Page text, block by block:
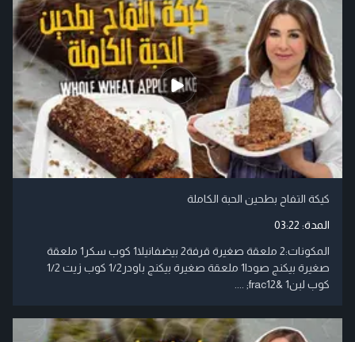
كيكة التفاح بطحين الحبة الكاملة
المدة: 03:22
​المكونات:​2 ملعقة صغيرة قرفة​2 بيض​فانيلا​1 كوب سكر​1 ملعقة
صغيرة بيكنج صودا​1 ملعقة صغيرة بيكنج باودر​1/2 كوب زيت ​1/2
كوب لبن​1 &frac12; ....